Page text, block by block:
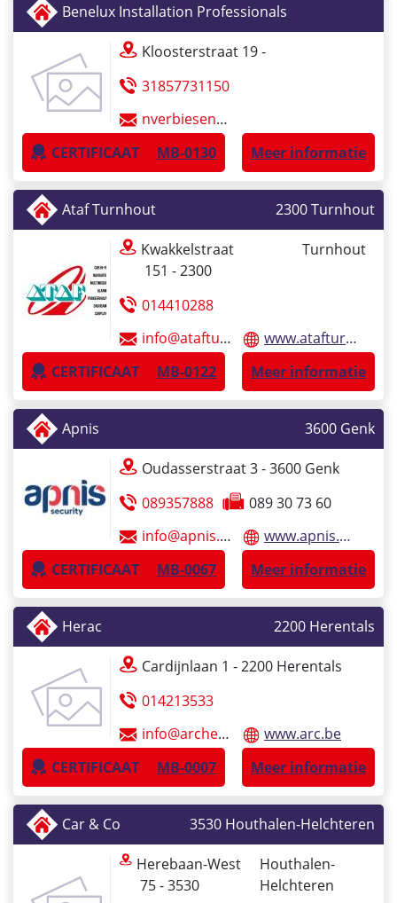
Benelux Installation Professionals
Kloosterstraat 19 -
31857731150
nverbiesen@beneluxip.com
CERTIFICAAT MB-0130 Meer informatie
Ataf Turnhout 2300Turnhout
Kwakkelstraat
151 - 2300
Turnhout
014410288
info@atafturnhout.be
www.atafturnhout.be
CERTIFICAAT MB-0122 Meer informatie
Apnis 3600 Genk
Oudasserstraat 3 - 3600 Genk
089357888
089 30 73 60
info@apnis.com
www.apnis.com
CERTIFICAAT MB-0067 Meer informatie
Herac 2200 Herentals
Cardijnlaan 1 - 2200 Herentals
014213533
info@archerentals.be
www.arc.be
CERTIFICAAT MB-0007 Meer informatie
Car & Co 3530 Houthalen-Helchteren
Herebaan-West
75 - 3530
Houthalen-
Helchteren